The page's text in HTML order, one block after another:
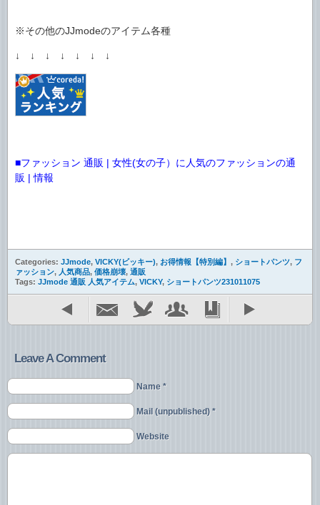
※その他のJJmodeのアイテム各種
↓ ↓ ↓ ↓ ↓ ↓ ↓
■ファッション 通販 | 女性(女の子）に人気のファッションの通
販 | 情報
Categories: JJmode, VICKY(ビッキー), お得情報【特別編】 , ショートパンツ, フ
ァッション, 人気商品, 価格崩壊, 通販
Tags: JJmode 通販 人気アイテム, VICKY, ショートパンツ231011075
Leave A Comment
Name *
Mail (unpublished) *
Website